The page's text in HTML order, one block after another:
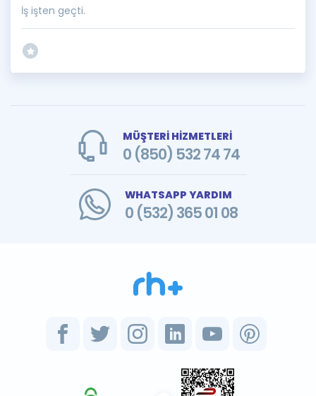
İş işten geçti.
MÜŞTERİ HİZMETLERİ
0 (850) 532 74 74
WHATSAPP YARDIM
0 (532) 365 01 08